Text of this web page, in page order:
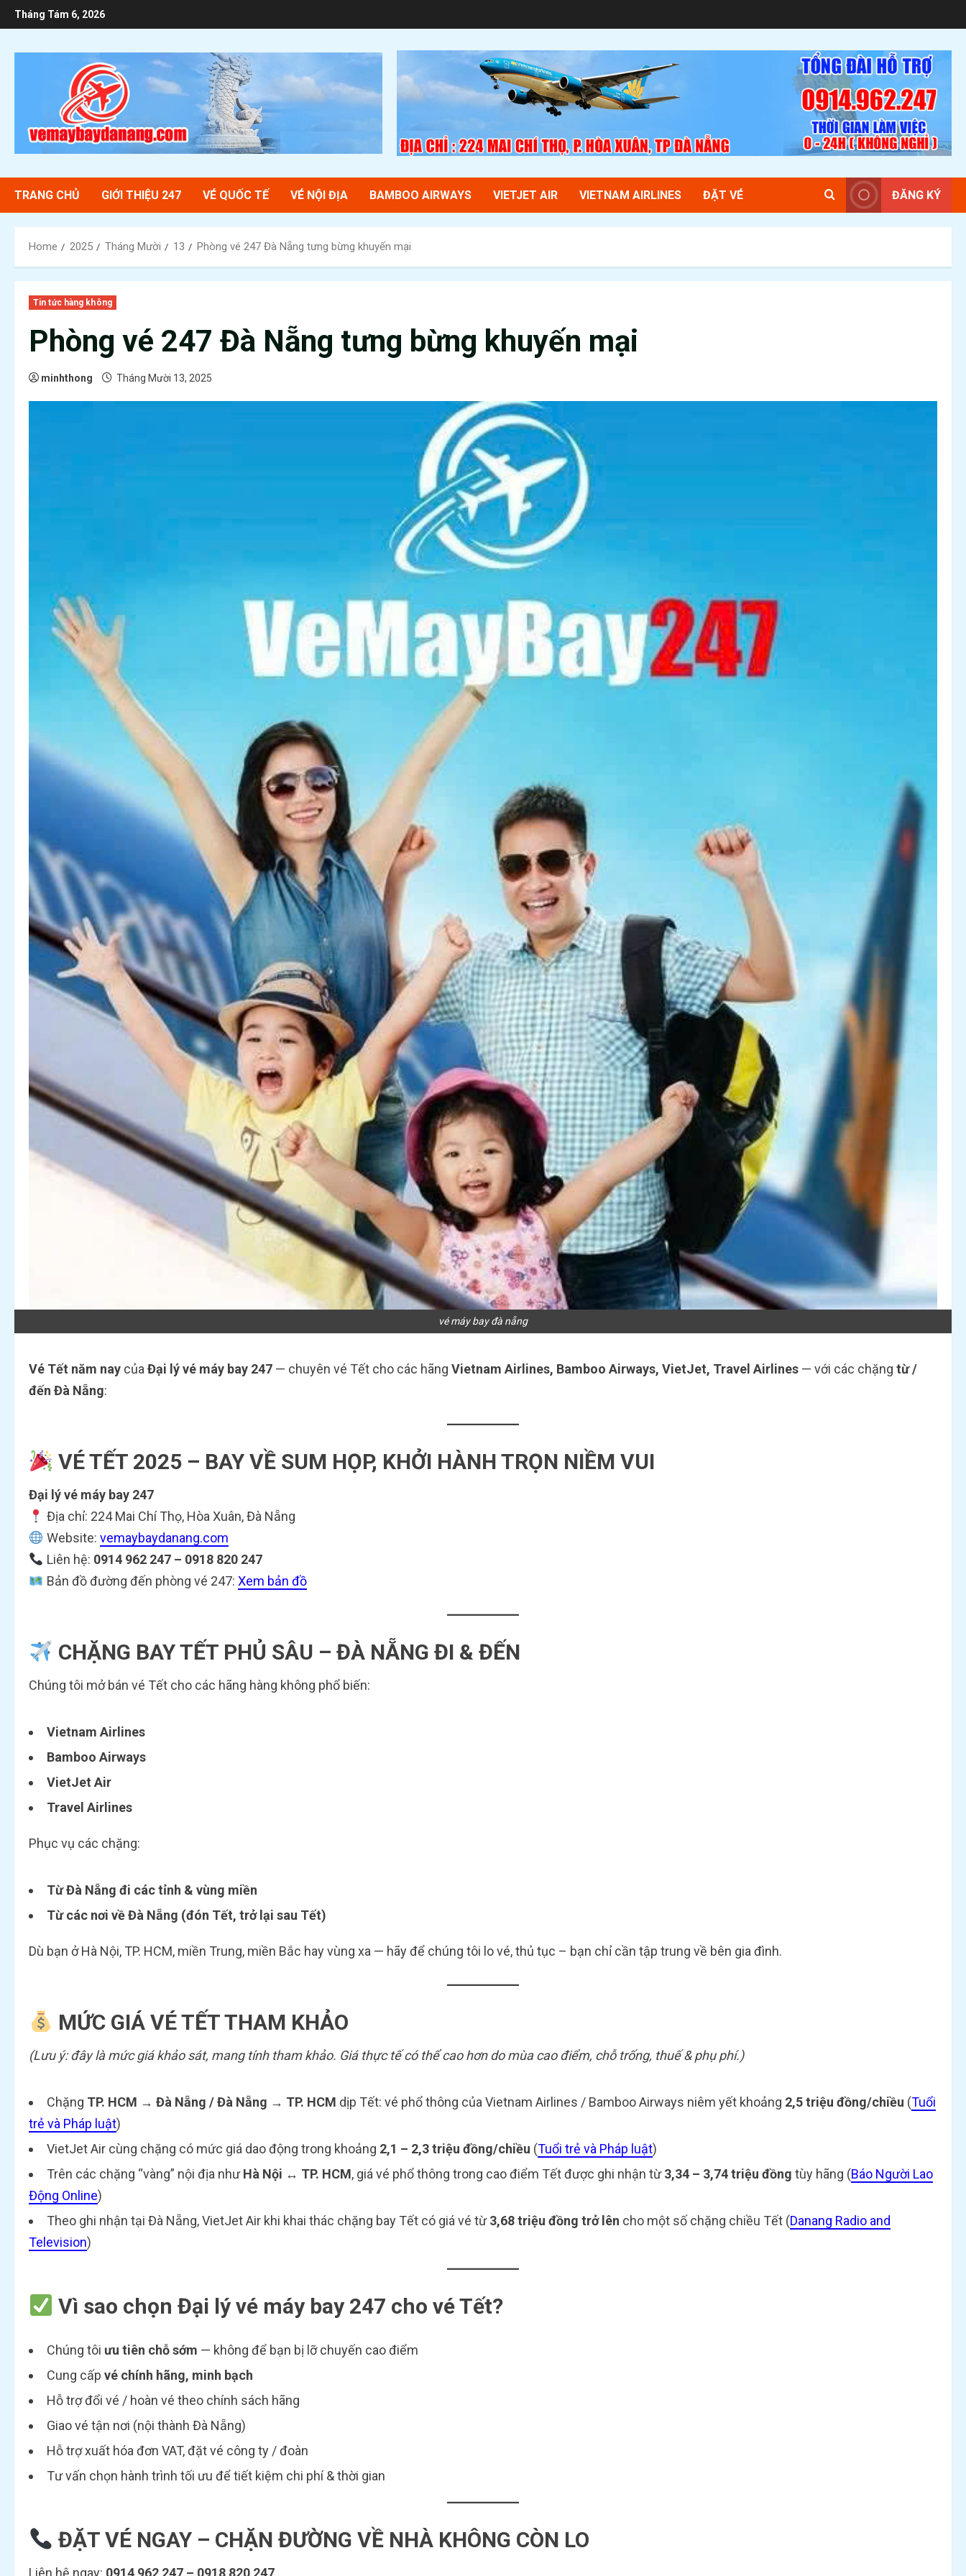
Skip
to
Tháng Tám 6, 2026
TRANG CHỦ GIỚI THIỆU 247 VÉ QUỐC TẾ VÉ NỘI ĐỊA BAMBOO AIRWAYS VIETJET AIR VIETNAM AIRLINES ĐẶT VÉ ĐĂNG KÝ
Home 2025 Tháng Mười 13 Phòng vé 247 Đà Nẵng tưng bừng khuyến mại
Tin tức hàng không
Phòng vé 247 Đà Nẵng tưng bừng khuyến mại
minhthong Tháng Mười 13, 2025
vé máy bay đà nẵng
Vé Tết năm nay của Đại lý vé máy bay 247 — chuyên vé Tết cho các hãng Vietnam Airlines, Bamboo Airways, VietJet, Travel Airlines — với các chặng từ /
đến Đà Nẵng:
VÉ TẾT 2025 – BAY VỀ SUM HỌP, KHỞI HÀNH TRỌN NIỀM VUI
Đại lý vé máy bay 247
Địa chỉ: 224 Mai Chí Thọ, Hòa Xuân, Đà Nẵng
Website: vemaybaydanang.com
Liên hệ: 0914 962 247 – 0918 820 247
Bản đồ đường đến phòng vé 247: Xem bản đồ
CHẶNG BAY TẾT PHỦ SÂU – ĐÀ NẴNG ĐI & ĐẾN
Chúng tôi mở bán vé Tết cho các hãng hàng không phổ biến:
Vietnam Airlines
Bamboo Airways
VietJet Air
Travel Airlines
Phục vụ các chặng:
Từ Đà Nẵng đi các tỉnh & vùng miền
Từ các nơi về Đà Nẵng (đón Tết, trở lại sau Tết)
Dù bạn ở Hà Nội, TP. HCM, miền Trung, miền Bắc hay vùng xa — hãy để chúng tôi lo vé, thủ tục – bạn chỉ cần tập trung về bên gia đình.
MỨC GIÁ VÉ TẾT THAM KHẢO
(Lưu ý: đây là mức giá khảo sát, mang tính tham khảo. Giá thực tế có thể cao hơn do mùa cao điểm, chỗ trống, thuế & phụ phí.)
Chặng TP. HCM → Đà Nẵng / Đà Nẵng → TP. HCM dịp Tết: vé phổ thông của Vietnam Airlines / Bamboo Airways niêm yết khoảng 2,5 triệu đồng/chiều (Tuổi
trẻ và Pháp luật)
VietJet Air cùng chặng có mức giá dao động trong khoảng 2,1 – 2,3 triệu đồng/chiều (Tuổi trẻ và Pháp luật)
Trên các chặng “vàng” nội địa nhưHà Nội ↔ TP. HCM, giá vé phổ thông trong cao điểm Tết được ghi nhận từ3,34 – 3,74 triệu đồng tùy hãng (Báo Người Lao
Động Online)
Theo ghi nhận tại Đà Nẵng, VietJet Air khi khai thác chặng bay Tết có giá vé từ3,68 triệu đồng trở lên cho một số chặng chiều Tết (Danang Radio and
Television)
Vì sao chọnĐại lý vé máy bay 247 cho vé Tết?
Chúng tôi ưu tiên chỗ sớm — không để bạn bị lỡ chuyến cao điểm
Cung cấp vé chính hãng, minh bạch
Hỗ trợ đổi vé / hoàn vé theo chính sách hãng
Giao vé tận nơi (nội thành Đà Nẵng)
Hỗ trợ xuất hóa đơn VAT, đặt vé công ty / đoàn
Tư vấn chọn hành trình tối ưu để tiết kiệm chi phí & thời gian
ĐẶT VÉ NGAY – CHẶN ĐƯỜNG VỀ NHÀ KHÔNG CÒN LO
Liên hệ ngay: 0914 962 247 – 0918 820 247